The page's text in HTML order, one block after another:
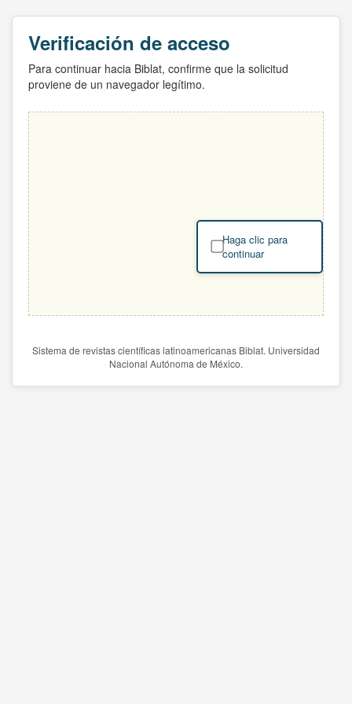
Verificación de acceso
Para continuar hacia Biblat, confirme que la solicitud
proviene de un navegador legítimo.
Haga clic para
continuar
Sistema de revistas científicas latinoamericanas Biblat. Universidad
Nacional Autónoma de México.